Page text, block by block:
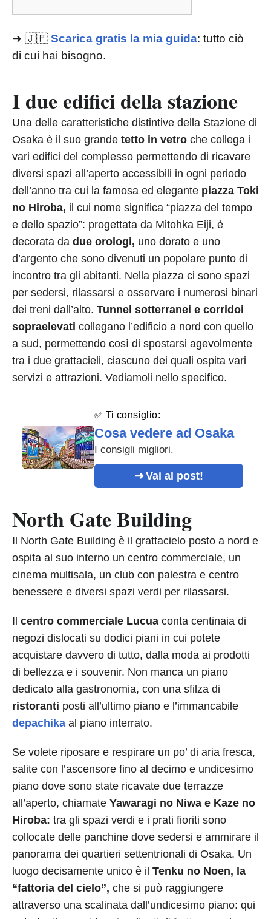
➜ 🇯🇵 Scarica gratis la mia guida: tutto ciò
di cui hai bisogno.
I due edifici della stazione
Una delle caratteristiche distintive della Stazione di
Osaka è il suo grande tetto in vetro che collega i
vari edifici del complesso permettendo di ricavare
diversi spazi all’aperto accessibili in ogni periodo
dell’anno tra cui la famosa ed elegante piazza Toki
no Hiroba, il cui nome significa “piazza del tempo
e dello spazio”: progettata da Mitohka Eiji, è
decorata da due orologi, uno dorato e uno
d’argento che sono divenuti un popolare punto di
incontro tra gli abitanti. Nella piazza ci sono spazi
per sedersi, rilassarsi e osservare i numerosi binari
dei treni dall’alto. Tunnel sotterranei e corridoi
sopraelevati collegano l’edificio a nord con quello
a sud, permettendo così di spostarsi agevolmente
tra i due grattacieli, ciascuno dei quali ospita vari
servizi e attrazioni. Vediamoli nello specifico.
✅ Ti consiglio:
Cosa vedere ad Osaka
I consigli migliori.
Vai al post!
North Gate Building
Il North Gate Building è il grattacielo posto a nord e
ospita al suo interno un centro commerciale, un
cinema multisala, un club con palestra e centro
benessere e diversi spazi verdi per rilassarsi.
Il centro commerciale Lucua conta centinaia di
negozi dislocati su dodici piani in cui potete
acquistare davvero di tutto, dalla moda ai prodotti
di bellezza e i souvenir. Non manca un piano
dedicato alla gastronomia, con una sfilza di
ristoranti posti all’ultimo piano e l’immancabile
depachika al piano interrato.
Se volete riposare e respirare un po’ di aria fresca,
salite con l’ascensore fino al decimo e undicesimo
piano dove sono state ricavate due terrazze
all’aperto, chiamate Yawaragi no Niwa e Kaze no
Hiroba: tra gli spazi verdi e i prati fioriti sono
collocate delle panchine dove sedersi e ammirare il
panorama dei quartieri settentrionali di Osaka. Un
luogo decisamente unico è il Tenku no Noen, la
“fattoria del cielo”, che si può raggiungere
attraverso una scalinata dall’undicesimo piano: qui